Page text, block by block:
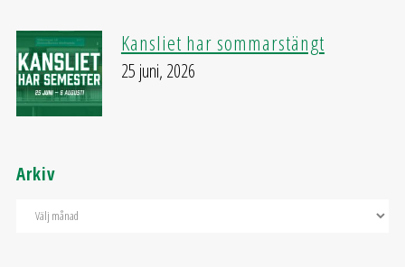
Kansliet har sommarstängt
25 juni, 2026
Arkiv